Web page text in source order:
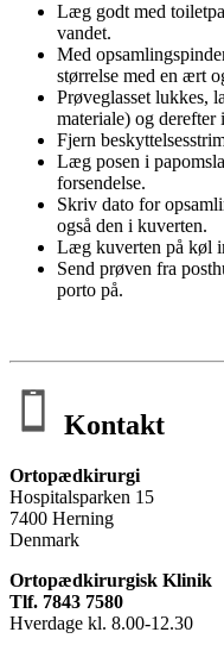
Læg godt med
vandet.
Med
størrelse med en ært
Prøveglasset lukkes,
materiale) og derefter
Fjern
Læg posen i
forsendelse.
Skriv dato for
også den i kuverten.
Læg kuverten på køl
Send prøven fra
porto på.
Kontakt
Ortopædkirurgi
Hospitalsparken 15
7400 Herning
Denmark
Ortopædkirurgisk Klinik
Tlf. 7843 7580
Hverdage kl. 8.00-12.30